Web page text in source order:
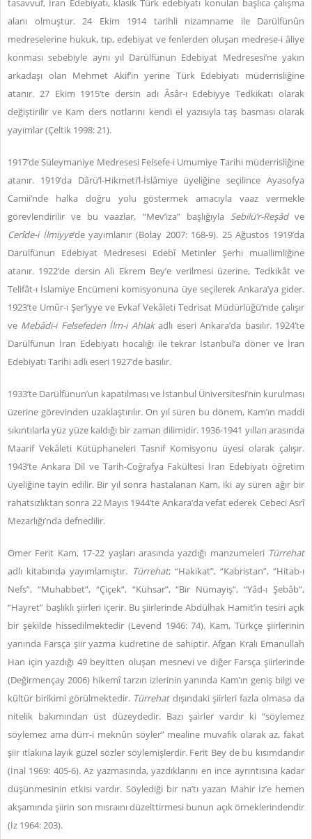
tasavvuf, İran Edebiyatı, klasik Türk edebiyatı konuları başlıca çalışma
alanı olmuştur. 24 Ekim 1914 tarihli nizamname ile Darülfünûn
medreselerine hukuk, tıp, edebiyat ve fenlerden oluşan medrese-i âliye
konması sebebiyle aynı yıl Darülfünun Edebiyat Medresesi’ne yakın
arkadaşı olan Mehmet Akif’in yerine Türk Edebiyatı müderrisliğine
atanır. 27 Ekim 1915’te dersin adı Âsâr-ı Edebiyye Tedkikatı olarak
değiştirilir ve Kam ders notlarını kendi el yazısıyla taş basması olarak
yayımlar (Çeltik 1998: 21).
1917’de Süleymaniye Medresesi Felsefe-i Umumiye Tarihi müderrisliğine
atanır. 1919’da Dârü’l-Hikmeti’l-İslâmiye üyeliğine seçilince Ayasofya
Camii’nde halka doğru yolu göstermek amacıyla vaaz vermekle
görevlendirilir ve bu vaazlar, “Mev’iza” başlığıyla Sebilü’r-Reşâdve
Cerîde-i İlmiyye’de yayımlanır (Bolay 2007: 168-9). 25 Ağustos 1919’da
Darülfünun Edebiyat Medresesi Edebî Metinler Şerhi muallimliğine
atanır. 1922’de dersin Ali Ekrem Bey’e verilmesi üzerine, Tedkikât ve
Telifât-ı İslamiye Encümeni komisyonuna üye seçilerek Ankara’ya gider.
1923’te Umûr-ı Şer’iyye ve Evkaf Vekâleti Tedrisat Müdürlüğü’nde çalışır
ve Mebâdi-i Felsefeden İlm-i Ahlakadlı eseri Ankara’da basılır. 1924’te
Darülfünun İran Edebiyatı hocalığı ile tekrar İstanbul’a döner ve İran
Edebiyatı Tarihi adlı eseri 1927’de basılır.
1933’te Darülfünun’un kapatılması ve İstanbul Üniversitesi’nin kurulması
üzerine görevinden uzaklaştırılır. On yıl süren bu dönem, Kam’ın maddi
sıkıntılarla yüz yüze kaldığı bir zaman dilimidir. 1936-1941 yılları arasında
Maarif Vekâleti Kütüphaneleri Tasnif Komisyonu üyesi olarak çalışır.
1943’te Ankara Dil ve Tarih-Coğrafya Fakültesi İran Edebiyatı öğretim
üyeliğine tayin edilir. Bir yıl sonra hastalanan Kam, iki ay süren ağır bir
rahatsızlıktan sonra 22 Mayıs 1944’te Ankara’da vefat ederek Cebeci Asrî
Mezarlığı’nda defnedilir.
Ömer Ferit Kam, 17-22 yaşları arasında yazdığı manzumeleri Türrehat
adlı kitabında yayımlamıştır. Türrehat; “Hakikat”, “Kabristan”, “Hitab-ı
Nefs”, “Muhabbet”, “Çiçek”, “Kühsar”, “Bir Nümayiş”, “Yâd-ı Şebâb”,
“Hayret” başlıklı şiirleri içerir. Bu şiirlerinde Abdülhak Hamit’in tesiri açık
bir şekilde hissedilmektedir (Levend 1946: 74). Kam, Türkçe şiirlerinin
yanında Farsça şiir yazma kudretine de sahiptir. Afgan Kralı Emanullah
Han için yazdığı 49 beyitten oluşan mesnevi ve diğer Farsça şiirlerinde
(Değirmençay 2006) hikemî tarzın izlerinin yanında Kam’ın geniş bilgi ve
kültür birikimi görülmektedir. Türrehat dışındaki şiirleri fazla olmasa da
nitelik bakımından üst düzeydedir. Bazı şairler vardır ki “söylemez
söylemez ama dürr-i meknûn söyler” mealine muvafık olarak az, fakat
şiir ıtlakına layık güzel sözler söylemişlerdir. Ferit Bey de bu kısımdandır
(İnal 1969: 405-6). Az yazmasında, yazdıklarını en ince ayrıntısına kadar
düşünmesinin etkisi vardır. Söylediği bir na’tı yazan Mahir İz’e hemen
akşamında şiirin son mısraını düzelttirmesi bunun açık örneklerindendir
(İz 1964: 203).